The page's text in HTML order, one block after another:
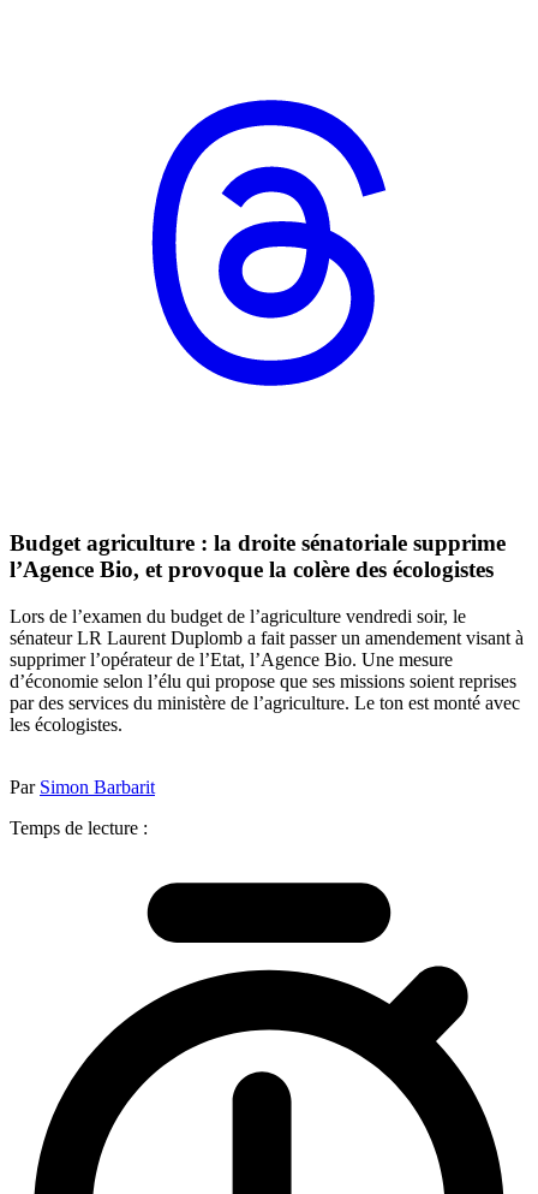
Budget agriculture : la droite sénatoriale supprime
l’Agence Bio, et provoque la colère des écologistes
Lors de l’examen du budget de l’agriculture vendredi soir, le
sénateur LR Laurent Duplomb a fait passer un amendement visant à
supprimer l’opérateur de l’Etat, l’Agence Bio. Une mesure
d’économie selon l’élu qui propose que ses missions soient reprises
par des services du ministère de l’agriculture. Le ton est monté avec
les écologistes.
Par Simon Barbarit
Temps de lecture :